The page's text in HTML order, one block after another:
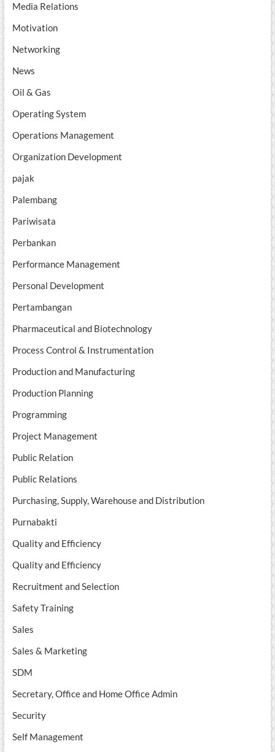
Media Relations
Motivation
Networking
News
Oil & Gas
Operating System
Operations Management
Organization Development
pajak
Palembang
Pariwisata
Perbankan
Performance Management
Personal Development
Pertambangan
Pharmaceutical and Biotechnology
Process Control & Instrumentation
Production and Manufacturing
Production Planning
Programming
Project Management
Public Relation
Public Relations
Purchasing, Supply, Warehouse and Distribution
Purnabakti
Quality and Efficiency
Quality and Efficiency
Recruitment and Selection
Safety Training
Sales
Sales & Marketing
SDM
Secretary, Office and Home Office Admin
Security
Self Management